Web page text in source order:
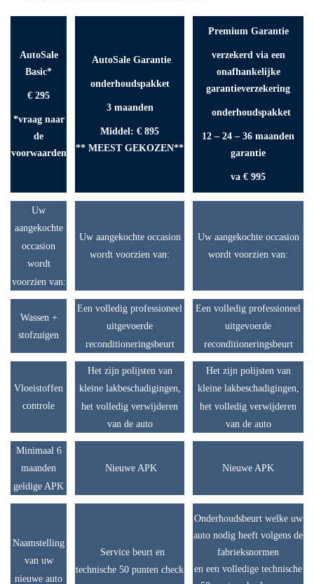
AutoSale
Basic*
€ 295
*vraag naar
de
voorwaarden
AutoSale Garantie
onderhoudspakket
3 maanden
Middel: € 895
** MEEST GEKOZEN**
Premium Garantie
verzekerd via een
onafhankelijke
garantieverzekering
onderhoudspakket
12 – 24 – 36 maanden
garantie
va € 995
Uw
aangekochte
occasion
wordt
voorzien van:
Uw aangekochte occasion
wordt voorzien van:
Uw aangekochte occasion
wordt voorzien van:
Wassen +
stofzuigen
Een volledig professioneel
uitgevoerde
reconditioneringsbeurt
Een volledig professioneel
uitgevoerde
reconditioneringsbeurt
Vloeistoffen
controle
Het zijn polijsten van
kleine lakbeschadigingen,
het volledig verwijderen
van de auto
Het zijn polijsten van
kleine lakbeschadigingen,
het volledig verwijderen
van de auto
Minimaal 6
maanden
geldige APK
Nieuwe APK Nieuwe APK
Naamstelling
van uw
nieuwe auto
Service beurt en
technische 50 punten check
Onderhoudsbeurt welke uw
auto nodig heeft volgens de
fabrieksnormen
en een volledige technische